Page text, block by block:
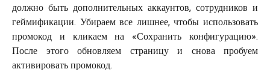
должно быть дополнительных аккаунтов, сотрудников и
геймификации. Убираем все лишнее, чтобы использовать
промокод и кликаем на «Сохранить конфигурацию».
После этого обновляем страницу и снова пробуем
активировать промокод.